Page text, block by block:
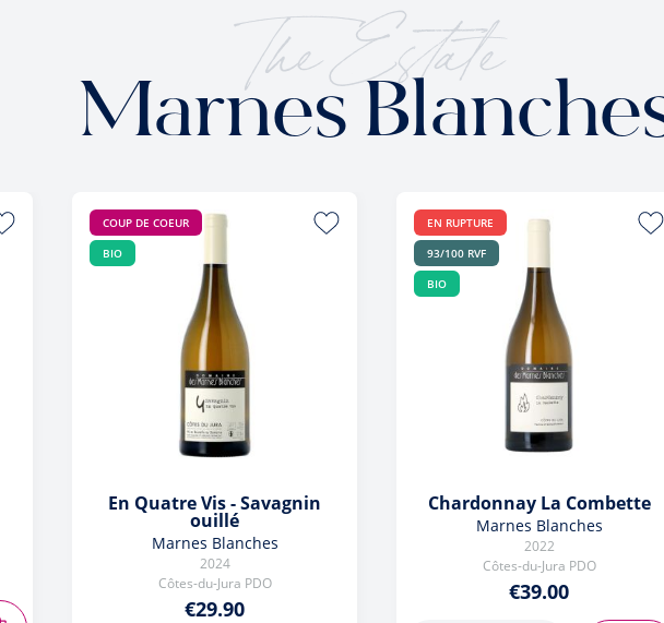
The Estate
Marnes
COUP DE COEUR
BIO
En Quatre Vis - Savagnin
ouillé
Marnes Blanches
2024
Côtes-du-Jura PDO
€29.90
EN RUPTURE
93/100 RVF
BIO
Chardonnay La Combette
Marnes Blanches
2022
Côtes-du-Jura PDO
€39.00